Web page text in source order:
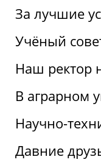
За лучшие
Учёный
Наш ректор
В аграрном
Научно-
Давние